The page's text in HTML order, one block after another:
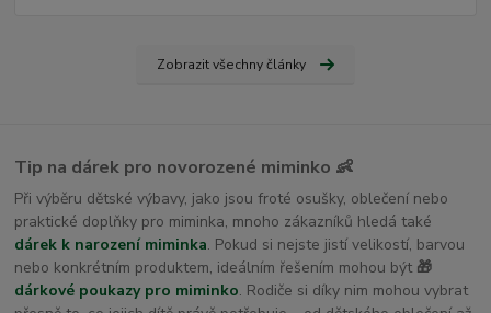
Zobrazit všechny články
Tip na dárek pro novorozené miminko 👶
Při výběru dětské výbavy, jako jsou froté osušky, oblečení nebo
praktické doplňky pro miminka, mnoho zákazníků hledá také
dárek k narození miminka. Pokud si nejste jistí velikostí, barvou
nebo konkrétním produktem, ideálním řešením mohou být 🎁
dárkové poukazy pro miminko. Rodiče si díky nim mohou vybrat